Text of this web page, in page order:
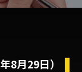
8月29日）